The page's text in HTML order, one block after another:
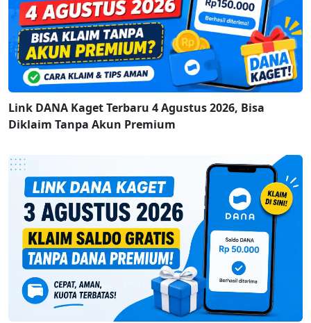
Link DANA Kaget Terbaru 4 Agustus 2026, Bisa
Diklaim Tanpa Akun Premium